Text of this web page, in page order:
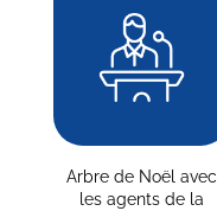
Arbre de Noël avec
les agents de la